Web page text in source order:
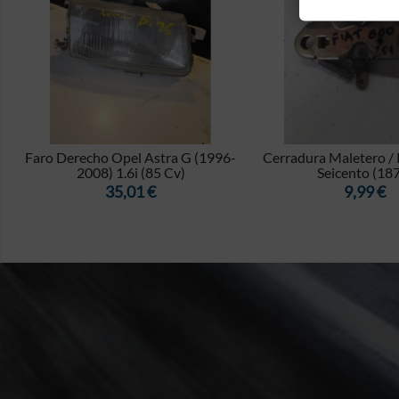
Faro Derecho Opel Astra G (1996-
2008) 1.6i (85 Cv)
Precio
35,01 €

Cerradura Maletero /
Seicento
Precio
9,99 €
